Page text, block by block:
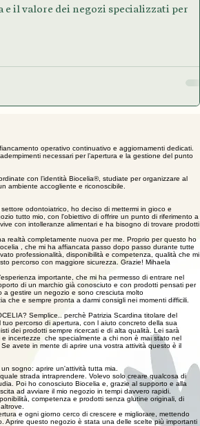
un modello commerciale strutturato, procedure semplificate,
supporto costante in ogni fase del progetto.
operativo continuativo e aggiornamenti dedicati.
necessari per l’apertura e la gestione del punto
con l’identità Biocelia®, studiate per organizzare al
ambiente accogliente e riconoscibile.
odontoiatrico, ho deciso di mettermi in gioco e
tutto mio, con l'obiettivo di offrire un punto di riferimento a
con intolleranze alimentari e ha bisogno di trovare prodotti
realtà completamente nuova per me. Proprio per questo ho
, che mi ha affiancata passo dopo passo durante tutte
professionalità, disponibilità e competenza, qualità che mi
percorso con maggiore sicurezza. Grazie! Mihaela
importante, che mi ha permesso di entrare nel
di un marchio già conosciuto e con prodotti pensati per
a gestire un negozio e sono cresciuta molto
che e sempre pronta a darmi consigli nei momenti difficili.
Semplice.. perchè Patrizia Scardina titolare del
percorso di apertura, con l aiuto concreto della sua
dei prodotti sempre ricercati e di alta qualità. Lei sarà
incertezze che specialmente a chi non è mai stato nel
avete in mente di aprire una vostra attività questo è il
sogno: aprire un'attività tutta mia.
strada intraprendere. Volevo solo creare qualcosa di